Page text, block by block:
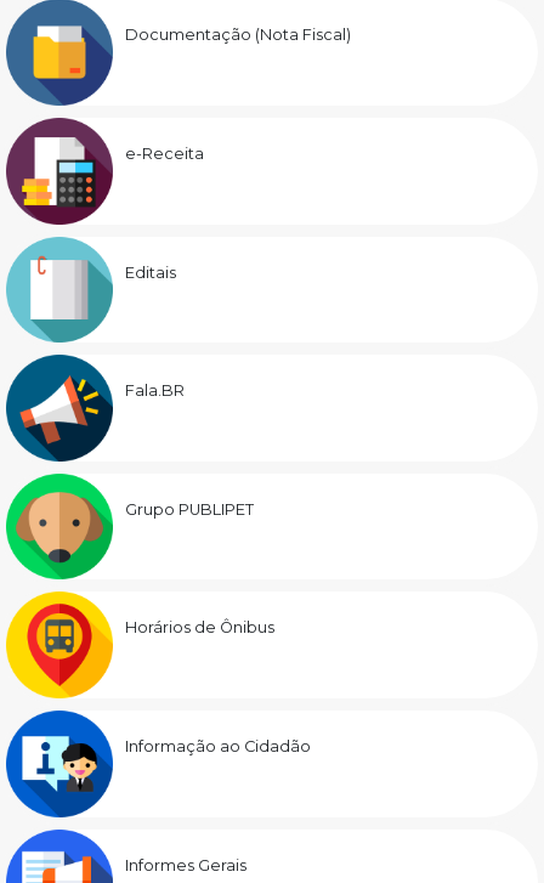
Documentação (Nota Fiscal)
e-Receita
Editais
Fala.BR
Grupo PUBLIPET
Horários de Ônibus
Informação ao Cidadão
Informes Gerais